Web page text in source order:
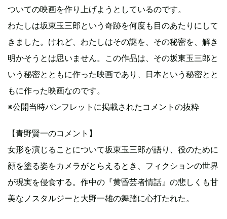
ついての映画を作り上げようとしているのです。
わたしは坂東玉三郎という奇跡を何度も目のあたりにして
きました。けれど、わたしはその謎を、その秘密を、解き
明かそうとは思いません。この作品は、その坂東玉三郎と
いう秘密とともに作った映画であり、日本という秘密とと
もに作った映画なのです。
※公開当時パンフレットに掲載されたコメントの抜粋
【青野賢一のコメント】
女形を演じることについて坂東玉三郎が語り、役のために
顔を塗る姿をカメラがとらえるとき、フィクションの世界
が現実を侵食する。作中の『黄昏芸者情話』の悲しくも甘
美なノスタルジーと大野一雄の舞踏に心打たれた。